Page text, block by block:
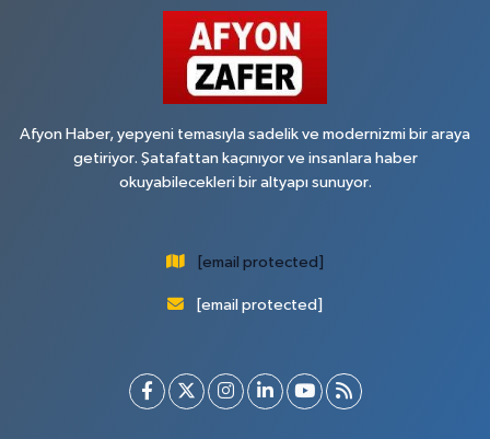
Afyon Haber, yepyeni temasıyla sadelik ve modernizmi bir araya
getiriyor. Şatafattan kaçınıyor ve insanlara haber
okuyabilecekleri bir altyapı sunuyor.
[email protected]
[email protected]